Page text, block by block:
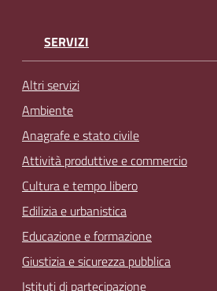
SERVIZI
Altri servizi
Ambiente
Anagrafe e stato civile
Attività produttive e commercio
Cultura e tempo libero
Edilizia e urbanistica
Educazione e formazione
Giustizia e sicurezza pubblica
Istituti di partecipazione